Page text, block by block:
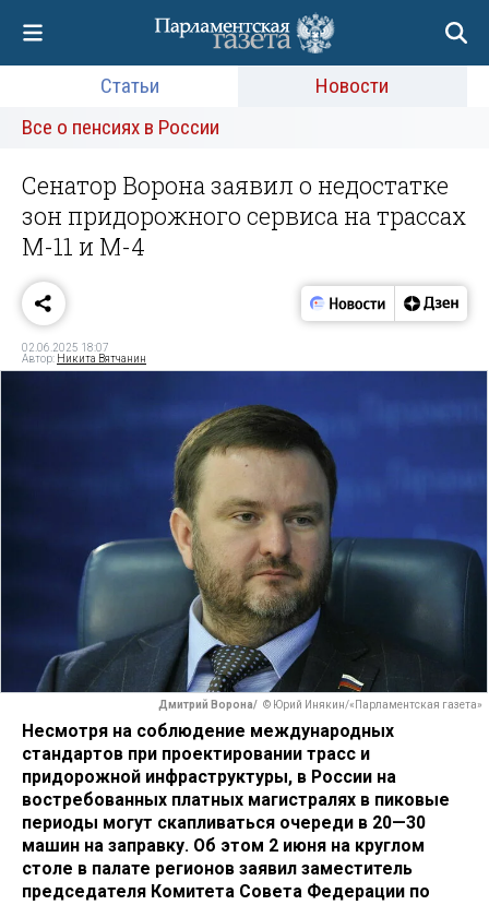
Статьи
Новости
Все о пенсиях в России
Сенатор Ворона заявил о недостатке
зон придорожного сервиса на трассах
М-11 и М-4
02.06.2025 18:07
Автор: Никита Вятчанин
Дмитрий Ворона/ © Юрий Инякин/«Парламентская газета»
Несмотря на соблюдение международных
стандартов при проектировании трасс и
придорожной инфраструктуры, в России на
востребованных платных магистралях в пиковые
периоды могут скапливаться очереди в 20—30
машин на заправку. Об этом 2 июня на круглом
столе в палате регионов заявил заместитель
председателя Комитета Совета Федерации по